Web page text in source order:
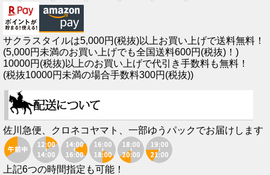
サクラスタイルは5,000円(税抜)以上お買い上げで送料無料！
(5,000円未満のお買い上げでも全国送料600円(税抜)！)
10000円(税抜)以上のお買い上げで代引き手数料も無料！
(税抜10000円未満の場合手数料300円(税抜))
佐川急便、クロネコヤマト、一部ゆうパックでお届けします
上記6つの時間指定も可能！